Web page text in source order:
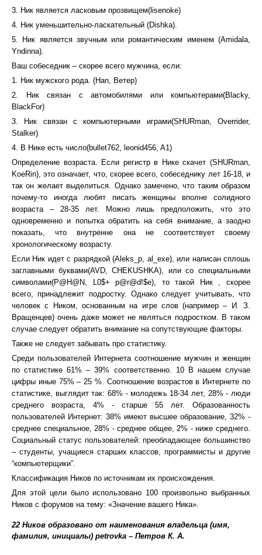
3. Ник является ласковым прозвищем(lisenoke)
4. Ник уменьшительно-ласкательный (Dishka).
5. Ник является звучным или романтическим именем (Amidala,
Yndinna).
Ваш собеседник – скорее всего мужчина, если:
1. Ник мужского рода. (Han, Ветер)
2. Ник связан с автомобилями или компьютерами(Blacky,
BlackFor)
3. Ник связан с компьютерными играми(SHURman, Overrider,
Stalker)
4. В Нике есть число(bullet762, leonid456, A1)
Определение возраста. Если регистр в Нике скачет (SHURman,
KoeRin), это означает, что, скорее всего, собеседнику лет 16-18, и
так он желает выделиться. Однако замечено, что таким образом
почему-то иногда любят писать женщины вполне солидного
возраста – 28-35 лет. Можно лишь предположить, что это
одновременно и попытка обратить на себя внимание, а заодно
показать, что внутренне она не соответствует своему
хронологическому возрасту.
Если Ник идет с разрядкой (Aleks_p, al_exe), или написан сплошь
заглавными буквами(AVD, CHEKUSHKA), или со специальными
символами(P@H@N, L0$+ p@r@d!$e), то такой Ник , скорее
всего, принадлежит подростку. Однако следует учитывать, что
человек с Ником, основанным на игре слов (например – И. З.
Вращенцев) очень даже может не являться подростком. В таком
случае следует обратить внимание на сопутствующие факторы.
Также не следует забывать про статистику.
Среди пользователей Интернета соотношение мужчин и женщин
по статистике 61% – 39% соответственно. 10 В нашем случае
цифры иные 75% – 25 %. Соотношение возрастов в Интернете по
статистике, выглядит так: 68% - молодежь 18-34 лет, 28% - люди
среднего возраста, 4% - старше 55 лет. Образованность
пользователей Интернет: 38% имеют высшее образование, 32% -
среднее специальное, 28% - среднее общее, 2% - ниже среднего.
Социальный статус пользователей: преобладающее большинство
– студенты, учащиеся старших классов, программисты и другие
“компьютерщики”.
Классификация Ников по источникам их происхождения.
Для этой цели было использовано 100 произвольно выбранных
Ников с форумов на тему: «Значение вашего Ника».
22 Ников образовано от наименования владельца (имя,
фамилия, инициалы) petrovka – Петров К. А.